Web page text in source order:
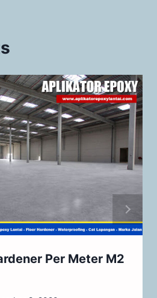
Per Meter M2